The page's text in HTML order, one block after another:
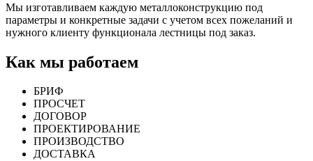
Мы изготавливаем каждую металлоконструкцию под
параметры и конкретные задачи с учетом всех пожеланий и
нужного клиенту функционала лестницы под заказ.
Как мы работаем
БРИФ
ПРОСЧЕТ
ДОГОВОР
ПРОЕКТИРОВАНИЕ
ПРОИЗВОДСТВО
ДОСТАВКА